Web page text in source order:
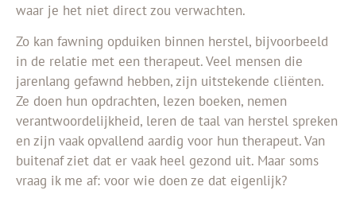
waar je het niet direct zou verwachten.
Zo kan fawning opduiken binnen herstel, bijvoorbeeld
in de relatie met een therapeut. Veel mensen die
jarenlang gefawnd hebben, zijn uitstekende cliënten.
Ze doen hun opdrachten, lezen boeken, nemen
verantwoordelijkheid, leren de taal van herstel spreken
en zijn vaak opvallend aardig voor hun therapeut. Van
buitenaf ziet dat er vaak heel gezond uit. Maar soms
vraag ik me af: voor wie doen ze dat eigenlijk?